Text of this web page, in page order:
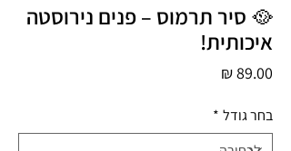
🥘 סיר תרמוס – פנים נירוסטה
איכותית!
בחר גודל *